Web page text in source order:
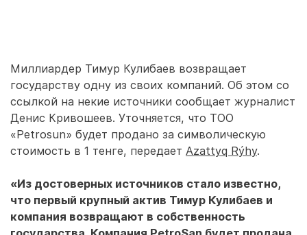
Миллиардер Тимур Кулибаев возвращает
государству одну из своих компаний. Об этом со
ссылкой на некие источники сообщает журналист
Денис Кривошеев. Уточняется, что ТОО
«Petrosun» будет продано за символическую
стоимость в 1 тенге, передает Azattyq Rýhy.
«Из достоверных источников стало известно,
что первый крупный актив Тимур Кулибаев и
компания возвращают в собственность